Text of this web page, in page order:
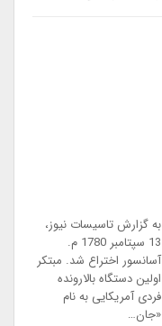
به گزارش تاسیسات نیوز،
13 سپتامبر 1780 م.
آسانسور اختراع شد. مبتكر
اولین دستگاه بالارونده
فردی آمریكایی به نام
«جان…